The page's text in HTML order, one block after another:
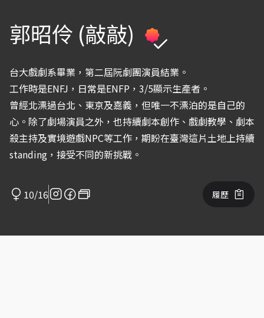
郭昭伶 (敲敲)
台大戲劇系畢業，第二屆阮劇團演員結業。
工作時是ENFJ，日常是ENFP，3/5顯示生產者。
曾經北漂過台北、東京及嘉義，但唯一不漂泊的是自己的
心。除了劇場演員之外，也持續劇本創作、戲劇教學、劇本
殺主持及實境遊戲NPC等工作，期盼在臺灣這片土地上持續
standing，接受不同的新挑戰。
10/16 履歷